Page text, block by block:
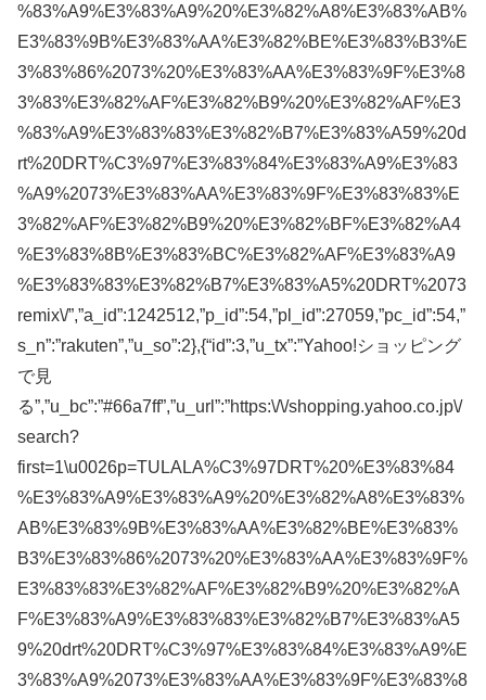
%83%A9%E3%83%A9%20%E3%82%A8%E3%83%AB%
E3%83%9B%E3%83%AA%E3%82%BE%E3%83%B3%E
3%83%86%2073%20%E3%83%AA%E3%83%9F%E3%8
3%83%E3%82%AF%E3%82%B9%20%E3%82%AF%E3
%83%A9%E3%83%83%E3%82%B7%E3%83%A59%20d
rt%20DRT%C3%97%E3%83%84%E3%83%A9%E3%83
%A9%2073%E3%83%AA%E3%83%9F%E3%83%83%E
3%82%AF%E3%82%B9%20%E3%82%BF%E3%82%A4
%E3%83%8B%E3%83%BC%E3%82%AF%E3%83%A9
%E3%83%83%E3%82%B7%E3%83%A5%20DRT%2073
remix\/”,”a_id”:1242512,”p_id”:54,”pl_id”:27059,”pc_id”:54,”
s_n”:”rakuten”,”u_so”:2},{“id”:3,”u_tx”:”Yahoo!ショッピング
で見
る”,”u_bc”:”#66a7ff”,”u_url”:”https:\/\/shopping.yahoo.co.jp\/
search?
first=1\u0026p=TULALA%C3%97DRT%20%E3%83%84
%E3%83%A9%E3%83%A9%20%E3%82%A8%E3%83%
AB%E3%83%9B%E3%83%AA%E3%82%BE%E3%83%
B3%E3%83%86%2073%20%E3%83%AA%E3%83%9F%
E3%83%83%E3%82%AF%E3%82%B9%20%E3%82%A
F%E3%83%A9%E3%83%83%E3%82%B7%E3%83%A5
9%20drt%20DRT%C3%97%E3%83%84%E3%83%A9%E
3%83%A9%2073%E3%83%AA%E3%83%9F%E3%83%8